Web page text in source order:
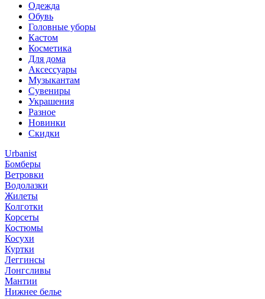
Одежда
Обувь
Головные уборы
Кастом
Косметика
Для дома
Аксессуары
Музыкантам
Сувениры
Украшения
Разное
Новинки
Скидки
Urbanist
Бомберы
Ветровки
Водолазки
Жилеты
Колготки
Корсеты
Костюмы
Косухи
Куртки
Леггинсы
Лонгсливы
Мантии
Нижнее белье